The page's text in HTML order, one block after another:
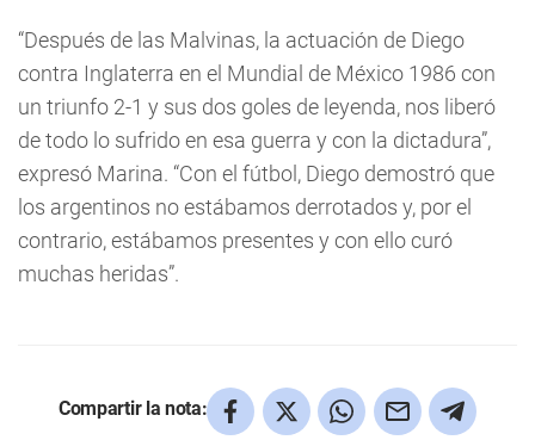
“Después de las Malvinas, la actuación de Diego
contra Inglaterra en el Mundial de México 1986 con
un triunfo 2-1 y sus dos goles de leyenda, nos liberó
de todo lo sufrido en esa guerra y con la dictadura”,
expresó Marina. “Con el fútbol, Diego demostró que
los argentinos no estábamos derrotados y, por el
contrario, estábamos presentes y con ello curó
muchas heridas”.
Compartir la nota: